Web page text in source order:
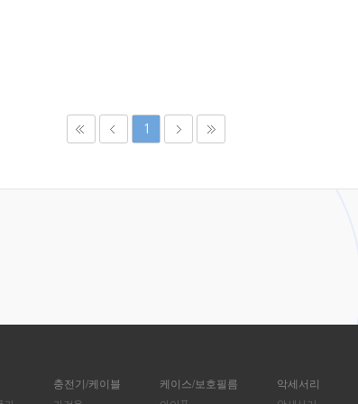
1
충전기/케이블 케이스/보호필름 악세서리